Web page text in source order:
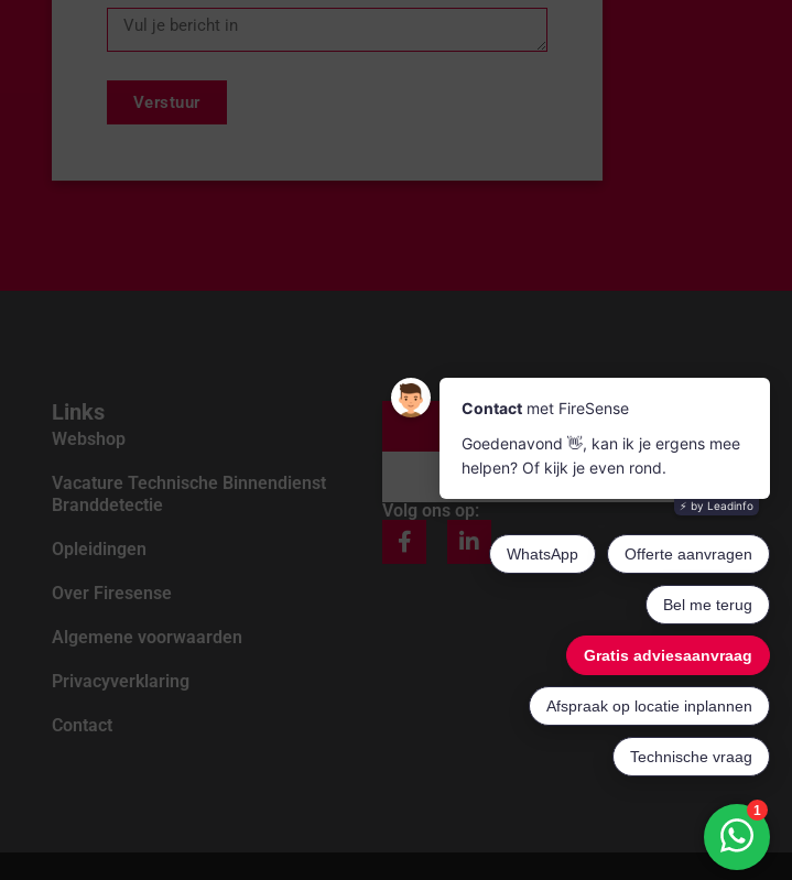
Verstuur
Links
Webshop
Vacature Technische Binnendienst
Branddetectie
Opleidingen
Over Firesense
Algemene voorwaarden
Privacyverklaring
Contact
Mail ons
Volg ons op: